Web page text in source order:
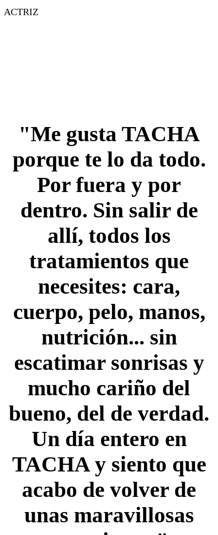
ACTRIZ
"Me gusta TACHA
porque te lo da todo.
Por fuera y por
dentro. Sin salir de
allí, todos los
tratamientos que
necesites: cara,
cuerpo, pelo, manos,
nutrición... sin
escatimar sonrisas y
mucho cariño del
bueno, del de verdad.
Un día entero en
TACHA y siento que
acabo de volver de
unas maravillosas